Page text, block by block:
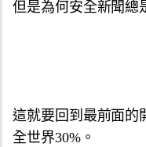
但是為何安全新聞總
這就要回到最前面的
全世界30%。